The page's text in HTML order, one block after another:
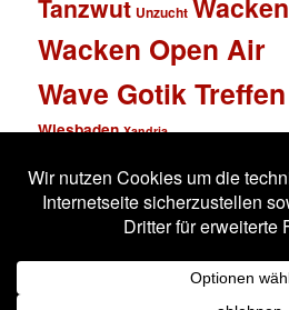
Tanzwut Unzucht Wacken
Wacken Open Air
Wave Gotik Treffen
Wiesbaden Xandria
Impressum